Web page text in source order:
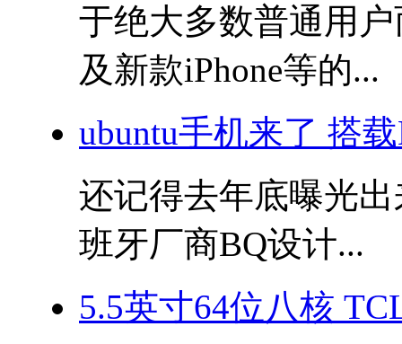
于绝大多数普通用
及新款iPhone等的...
ubuntu手机来了 搭
还记得去年底曝光
班牙厂商BQ设计...
5.5英寸64位八核